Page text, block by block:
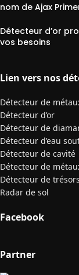
nom de Ajax
Détecteur d’or
vos besoins
Lien vers nos
Détecteur de
Détecteur d’or
Détecteur de
Détecteur d’eau
Détecteur de cavité
Détecteur de
Détecteur de trésors
Radar de sol
Facebook
Partner